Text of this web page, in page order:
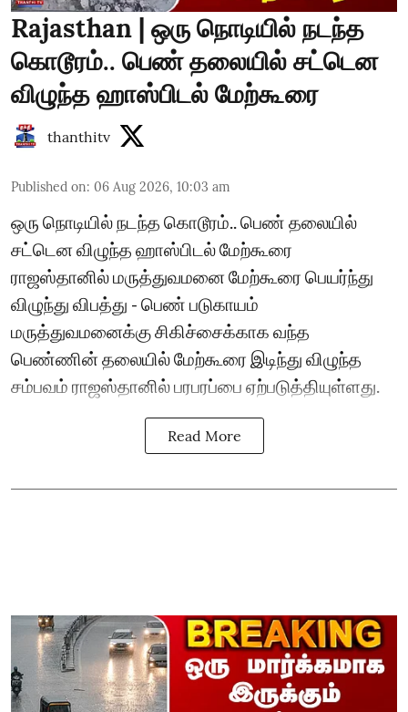
Rajasthan | ஒரு நொடியில் நடந்த
கொடூரம்.. பெண் தலையில் சட்டென
விழுந்த ஹாஸ்பிடல் மேற்கூரை
thanthitv
Published on: 06 Aug 2026, 10:03 am
ஒரு நொடியில் நடந்த கொடூரம்.. பெண் தலையில்
சட்டென விழுந்த ஹாஸ்பிடல் மேற்கூரை
ராஜஸ்தானில் மருத்துவமனை மேற்கூரை பெயர்ந்து
விழுந்து விபத்து - பெண் படுகாயம்
மருத்துவமனைக்கு சிகிச்சைக்காக வந்த
பெண்ணின் தலையில் மேற்கூரை இடிந்து விழுந்த
சம்பவம் ராஜஸ்தானில் பரபரப்பை ஏற்படுத்தியுள்ளது.
Read More